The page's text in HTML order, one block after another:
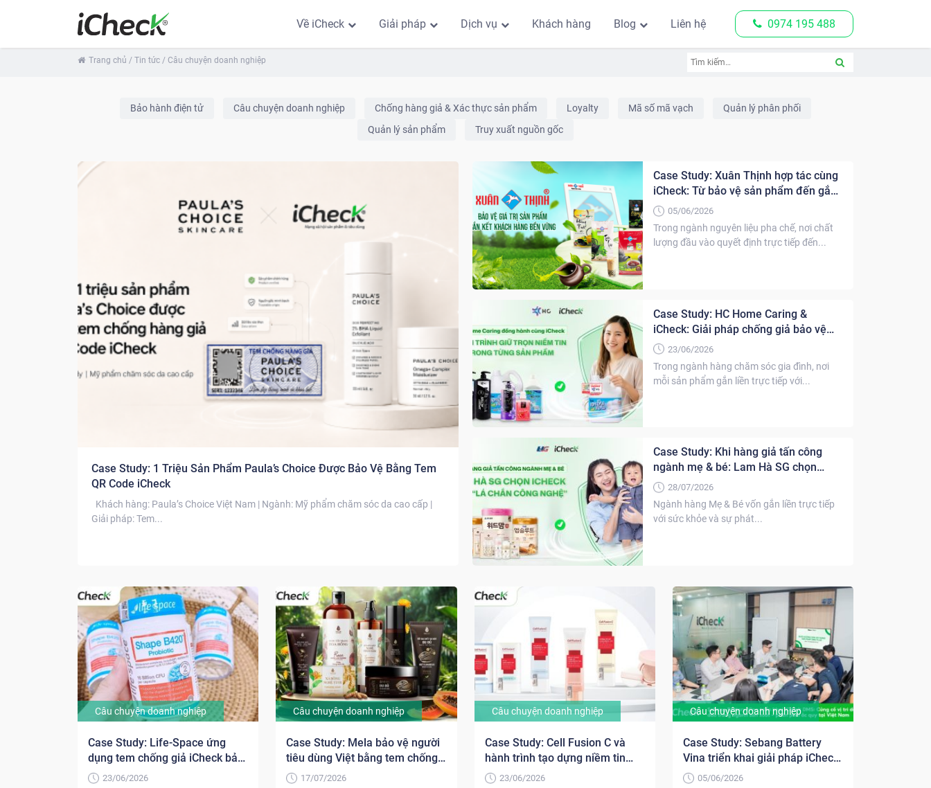
Về iCheck Giải pháp Dịch vụ Khách hàng Blog Liên hệ 0974 195 488
Trang chủ / Tin tức / Câu chuyện doanh nghiệp
Bảo hành điện tử Câu chuyện doanh nghiệp Chống hàng giả & Xác thực sản phẩm Loyalty Mã số mã vạch
Quản lý phân phối
Quản lý sản phẩm
Truy xuất nguồn gốc
Case Study: 1 Triệu Sản Phẩm Paula’s Choice Được Bảo Vệ Bằng Tem
QR Code iCheck
Khách hàng: Paula’s Choice Việt Nam | Ngành: Mỹ phẩm chăm sóc da cao cấp |
Giải pháp: Tem...
Case Study: Xuân Thịnh hợp tác cùng
iCheck: Từ bảo vệ sản phẩm đến gắn
kết khách hàng & chuyển đổi số toàn
diện
05/06/2026
Trong ngành nguyên liệu pha chế, nơi chất
lượng đầu vào quyết định trực tiếp đến...
Case Study: HC Home Caring &
iCheck: Giải pháp chống giả bảo vệ
niềm tin hàng triệu gia đình Việt
23/06/2026
Trong ngành hàng chăm sóc gia đình, nơi
mỗi sản phẩm gắn liền trực tiếp với...
Case Study: Khi hàng giả tấn công
ngành mẹ & bé: Lam Hà SG chọn
iCheck làm “lá chắn công nghệ”
28/07/2026
Ngành hàng Mẹ & Bé vốn gắn liền trực tiếp
với sức khỏe và sự phát...
Câu chuyện doanh nghiệp
Case Study: Life-Space ứng
dụng tem chống giả iCheck bảo
vệ sản phẩm và khách hàng
23/06/2026
Câu chuyện doanh nghiệp
Case Study: Mela bảo vệ người
tiêu dùng Việt bằng tem chống
giả iCheck
17/07/2026
Câu chuyện doanh nghiệp
Case Study: Cell Fusion C và
hành trình tạo dựng niềm tin
bằng tem chống giả iCheck
23/06/2026
Câu chuyện doanh nghiệp
Case Study: Sebang Battery
Vina triển khai giải pháp iCheck
DMS05/06/2026